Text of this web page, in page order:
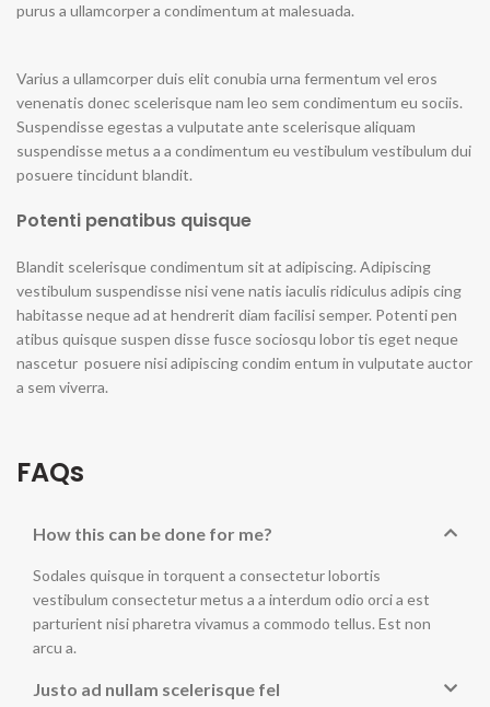
purus a ullamcorper a condimentum at malesuada.
Varius a ullamcorper duis elit conubia urna fermentum vel eros
venenatis donec scelerisque nam leo sem condimentum eu sociis.
Suspendisse egestas a vulputate ante scelerisque aliquam
suspendisse metus a a condimentum eu vestibulum vestibulum dui
posuere tincidunt blandit.
Potenti penatibus quisque
Blandit scelerisque condimentum sit at adipiscing. Adipiscing
vestibulum suspendisse nisi vene natis iaculis ridiculus adipis cing
habitasse neque ad at hendrerit diam facilisi semper. Potenti pen
atibus quisque suspen disse fusce sociosqu lobor tis eget neque
nascetur posuere nisi adipiscing condim entum in vulputate auctor
a sem viverra.
FAQs
How this can be done for me?
Sodales quisque in torquent a consectetur lobortis
vestibulum consectetur metus a a interdum odio orci a est
parturient nisi pharetra vivamus a commodo tellus. Est non
arcu a.
Justo ad nullam scelerisque fel